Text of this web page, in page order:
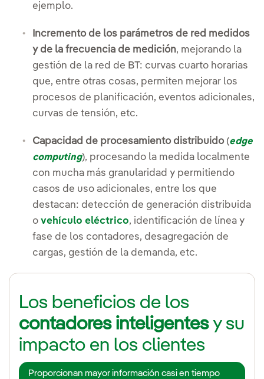
ejemplo.
Incremento de los parámetros de red medidos
y de la frecuencia de medición, mejorando la
gestión de la red de BT: curvas cuarto horarias
que, entre otras cosas, permiten mejorar los
procesos de planificación, eventos adicionales,
curvas de tensión, etc.
Capacidad de procesamiento distribuido (edge
computing), procesando la medida localmente
con mucha más granularidad y permitiendo
casos de uso adicionales, entre los que
destacan: detección de generación distribuida
o vehículo eléctrico, identificación de línea y
fase de los contadores, desagregación de
cargas, gestión de la demanda, etc.
Los beneficios de los
contadores inteligentesy su
impacto en los clientes
Proporcionan mayor información casi en tiempo